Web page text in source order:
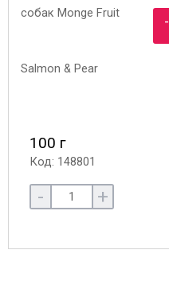
100 г
Код: 148801
- +